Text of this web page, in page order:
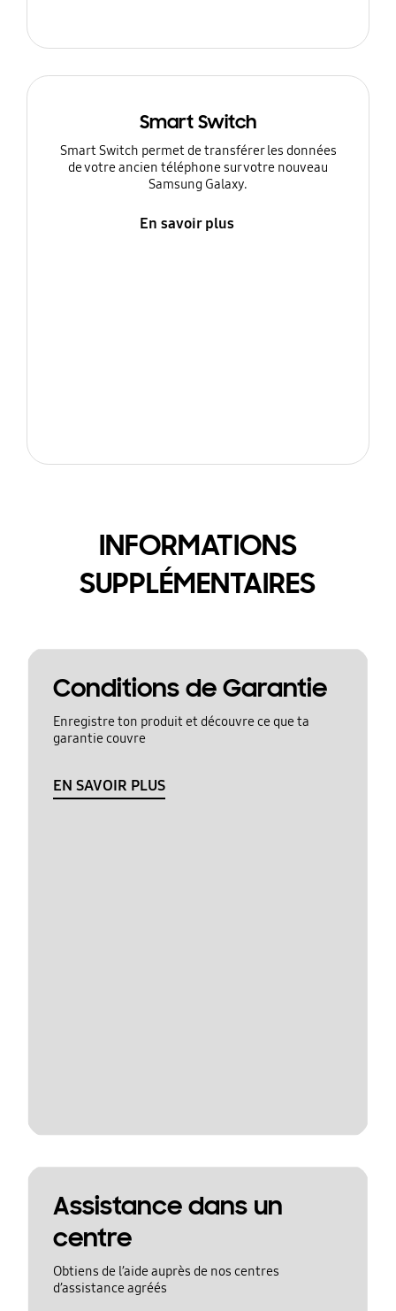
Smart Switch
Smart Switch permet de transférer les données
de votre ancien téléphone sur votre nouveau
Samsung Galaxy.
En savoir plus
INFORMATIONS
SUPPLÉMENTAIRES
Conditions de Garantie
Enregistre ton produit et découvre ce que ta
garantie couvre
EN SAVOIR PLUS
Assistance dans un
centre
Obtiens de l’aide auprès de nos centres
d’assistance agréés